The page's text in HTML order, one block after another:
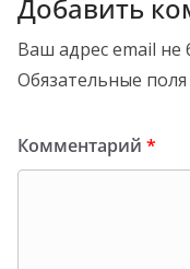
Добавить
Ваш адрес email не
Обязательные
Комментарий *